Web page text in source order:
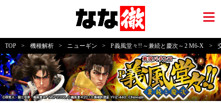
TOP > 機種解析 > ニューギン > P義風堂々!!～兼続と慶次～2 M6‐X >